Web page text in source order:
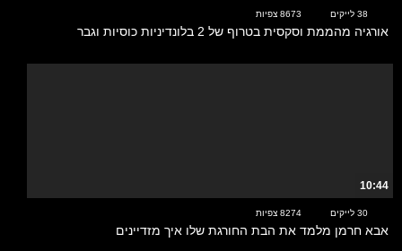
38 לייקים 8673 צפיות
אורגיה מהממת וסקסית בטרוף של 2 בלונדיניות כוסיות וגבר
10:44
30 לייקים 8274 צפיות
אבא חרמן מלמד את הבת החורגת שלו איך מזדיינים